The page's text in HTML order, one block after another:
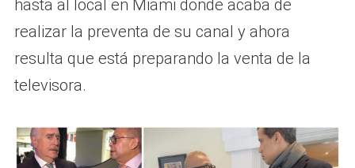
hasta al local en Miami donde acaba de
realizar la preventa de su canal y ahora
resulta que está preparando la venta de la
televisora.